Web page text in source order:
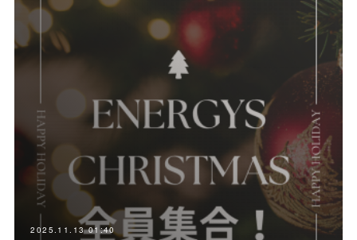
2025.11.13 01:40